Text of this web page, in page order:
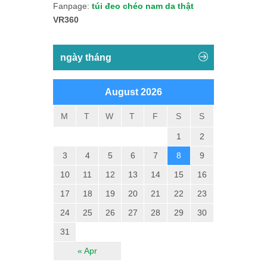
Fanpage: túi đeo chéo nam da thật
VR360
ngày tháng
August 2026
M T W T F S S
« Apr
1
2
3
4 5 6 7 8
9
10
11 12 13 14 15
16
17
18 19 20 21 22
23
24
25 26 27 28 29
30
31